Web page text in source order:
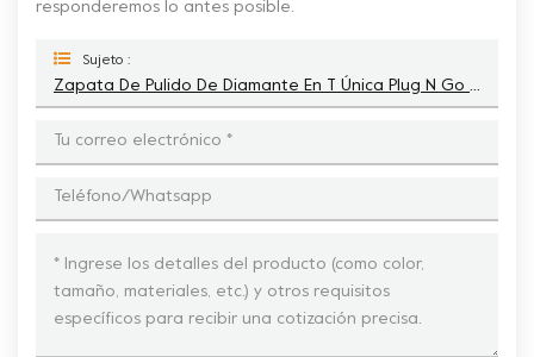
responderemos lo antes posible.
Sujeto :
Zapata De Pulido De Diamante En T Única Plug N Go Metal Bond Para Amoladoras Werkmaster